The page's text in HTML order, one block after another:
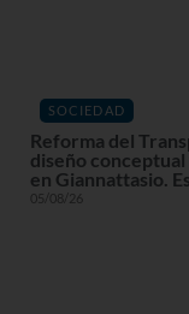
SOCIEDAD
Reforma del
diseño conceptual
en Giannattasio.
05/08/26